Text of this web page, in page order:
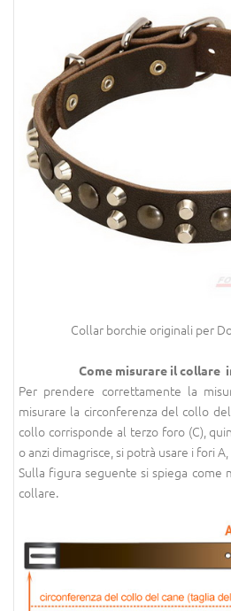
Collar borchie originali per
Come misurare il collare
Per prendere correttamente la
misurare la circonferenza del collo
collo corrisponde al terzo foro (C),
o anzi dimagrisce, si potrà usare i fori A,
Sulla figura seguente si spiega come
collare.